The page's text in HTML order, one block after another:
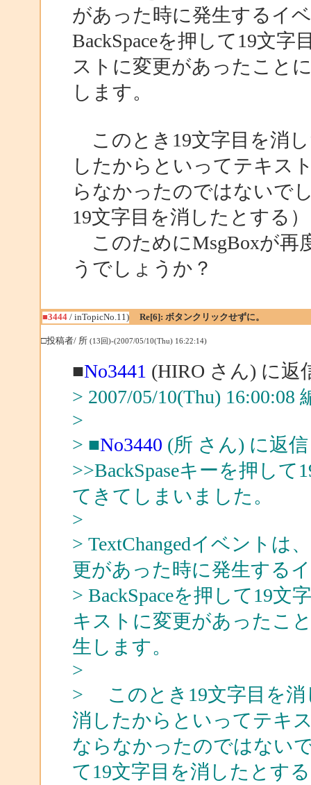
があった時に発生するイ
BackSpaceを押して19文
ストに変更があったこと
します。
このとき19文字目を消
したからといってテキス
らなかったのではないで
19文字目を消したとする）
このためにMsgBoxが再
うでしょうか？
■3444/ inTopicNo.11) Re[6]: ボタンクリックせずに。
□投稿者/ 所 (13回)-(2007/05/10(Thu) 16:22:14)
■No3441 (HIRO さん) に返
> 2007/05/10(Thu) 16:00:08
>
> ■No3440 (所 さん) に返信
>>BackSpaseキーを押し
てきてしまいました。
>
> TextChangedイベント
更があった時に発生する
> BackSpaceを押して19
キストに変更があったこ
生します。
>
> このとき19文字目を消
消したからといってテキ
ならなかったのではない
て19文字目を消したとす